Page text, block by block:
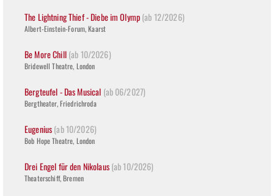
The Lightning Thief - Diebe im Olymp(ab 12/2026)
Albert-Einstein-Forum, Kaarst
Be More Chill(ab 10/2026)
Bridewell Theatre, London
Bergteufel - Das Musical (ab 06/2027)
Bergtheater, Friedrichroda
Eugenius(ab 10/2026)
Bob Hope Theatre, London
Drei Engel für den Nikolaus(ab 10/2026)
Theaterschiff, Bremen